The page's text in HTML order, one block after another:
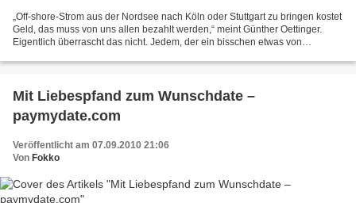
„Off-shore-Strom aus der Nordsee nach Köln oder Stuttgart zu bringen kostet
Geld, das muss von uns allen bezahlt werden,“ meint Günther Oettinger.
Eigentlich überrascht das nicht. Jedem, der ein bisschen etwas von
Mit Liebespfand zum Wunschdate –
paymydate.com
Veröffentlicht am 07.09.2010 21:06
Von Fokko